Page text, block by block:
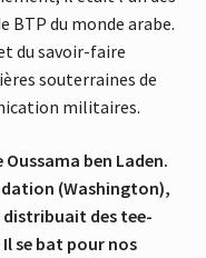
BTP du monde arabe.
du savoir-faire
souterraines de
militaires.
ben Laden.
(Washington),
distribuait des tee-
se bat pour nos